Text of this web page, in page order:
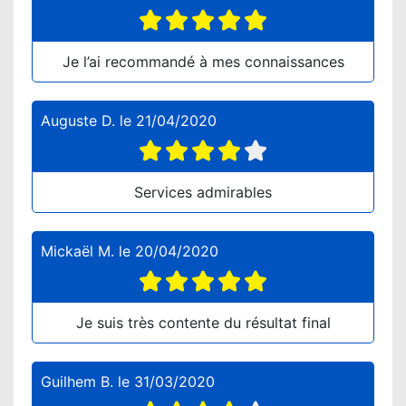
Je l’ai recommandé à mes connaissances
Auguste D. le 21/04/2020
Services admirables
Mickaël M. le 20/04/2020
Je suis très contente du résultat final
Guilhem B. le 31/03/2020